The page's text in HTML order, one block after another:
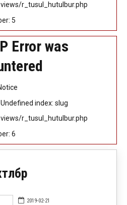
views/r_tusul_hutulbur.php
5
Error was
index: slug
views/r_tusul_hutulbur.php
6
2019-02-21